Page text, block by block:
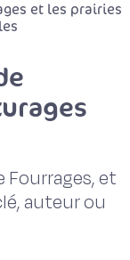
et les prairies
Fourrages, et
auteur ou